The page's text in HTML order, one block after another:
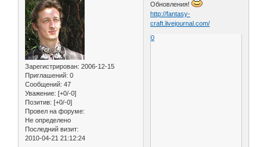
Зарегистрирован: 2006-12-15
Приглашений: 0
Сообщений: 47
Уважение: [+0/-0]
Позитив: [+0/-0]
Провел на форуме:
Не определено
Последний визит:
2010-04-21 21:12:24
Обновления!
http://fantasy-
craft.livejournal.com/
0